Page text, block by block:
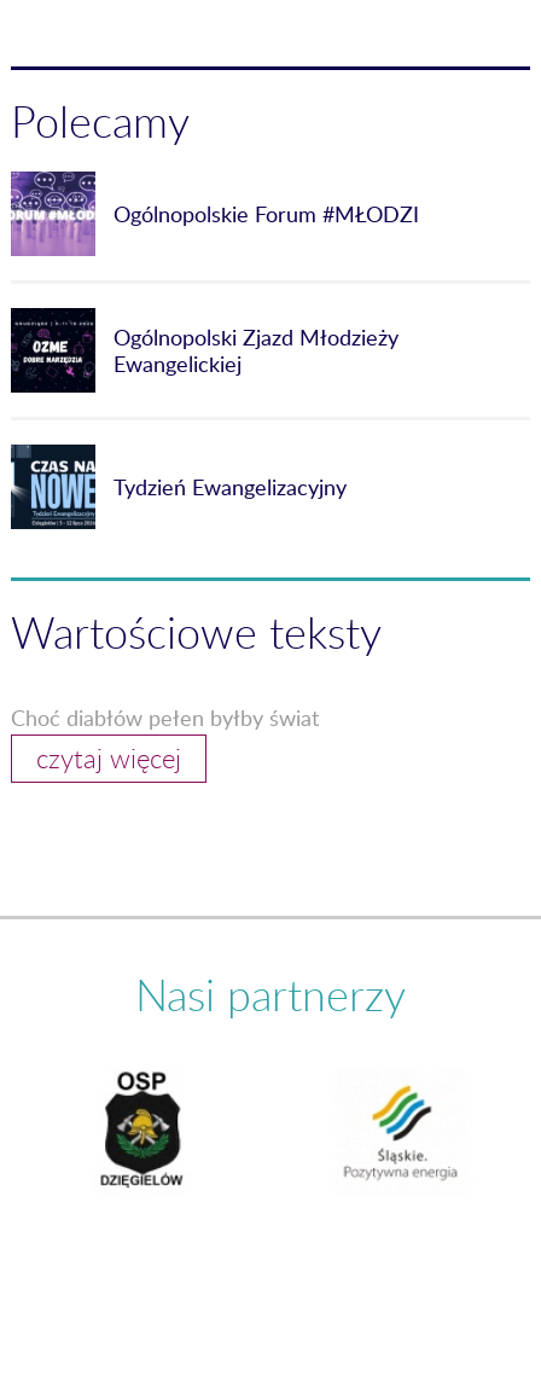
Polecamy
Ogólnopolskie Forum #MŁODZI
Ogólnopolski Zjazd Młodzieży
Ewangelickiej
Tydzień Ewangelizacyjny
Wartościowe teksty
Choć diabłów pełen byłby świat
czytaj więcej
Nasi partnerzy